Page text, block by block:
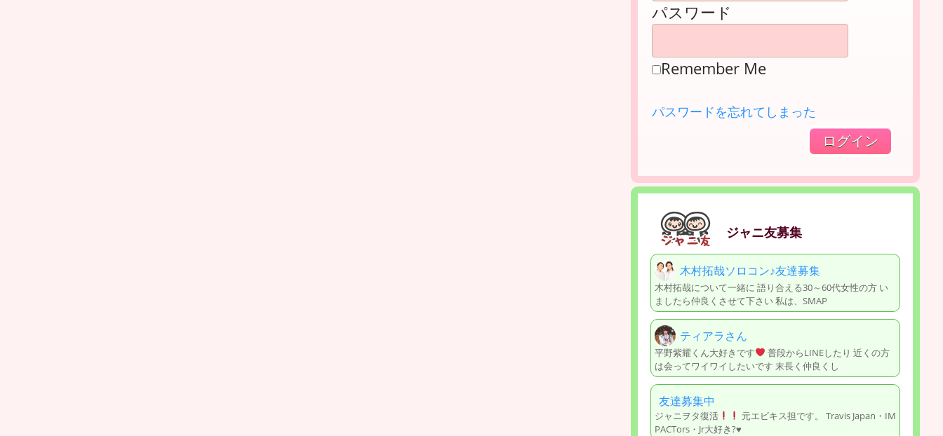
パスワード
Remember Me
パスワードを忘れてしまった
ジャニ友募集
木村拓哉ソロコン♪友達募集
木村拓哉について一緒に 語り合える30～60代女性の方 い
ましたら仲良くさせて下さい 私は、SMAP
ティアラさん
平野紫耀くん大好きです
普段からLINEしたり 近くの方
は会ってワイワイしたいです 末長く仲良くし
友達募集中
ジャニヲタ復活
元エビキス担です。 Travis Japan・IM
PACTors・Jr大好き?♥